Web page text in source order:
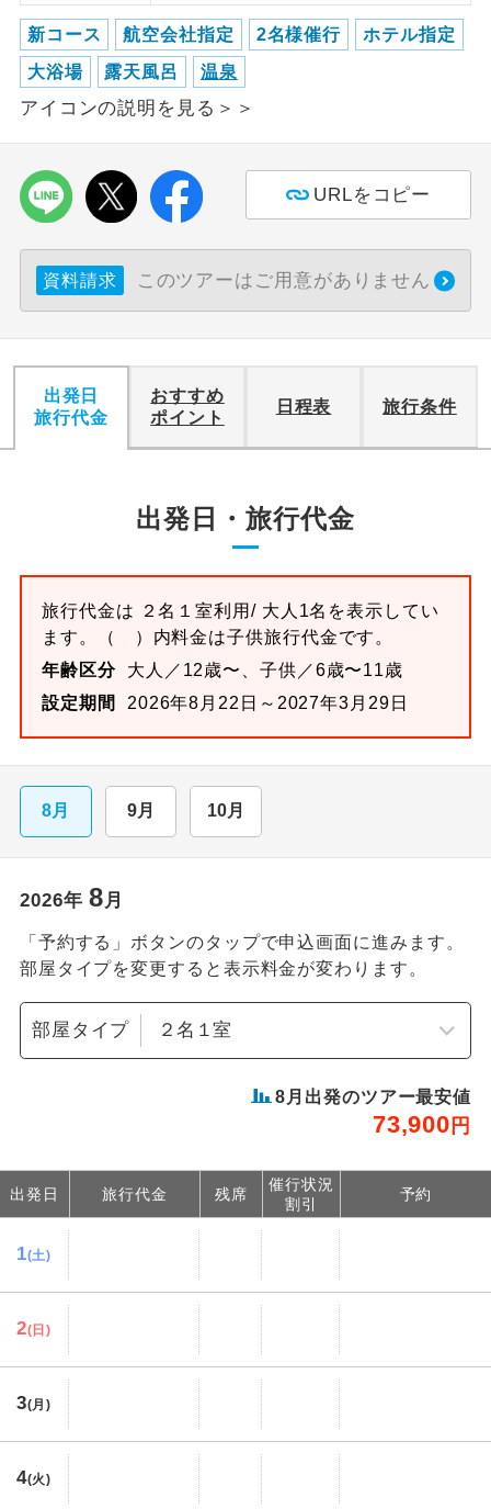
新コース 航空会社指定 2名様催行 ホテル指定
大浴場 露天風呂 温泉
アイコンの説明を見る＞＞
URLをコピー
資料請求 このツアーはご用意がありません
出発日
旅行代金
おすすめ
ポイント
日程表 旅行条件
出発日・旅行代金
旅行代金は ２名１室利用/ 大人1名を表示してい
ます。
（ ）内料金は子供旅行代金です。
年齢区分
大人／12歳〜、子供／6歳〜11歳
設定期間
2026年8月22日～2027年3月29日
8月 9月 10月
2026年 8月
「予約する」ボタンのタップで申込画面に進みます。
部屋タイプを変更すると表示料金が変わります。
部屋タイプ
8 月出発のツアー最安値
73,900 円
出発日 旅行代金 残席
催行状況
割引
予約
1(土)
2(日)
3(月)
4(火)
年齢制限あり
ご参加にあたり年齢に制限があるコース
です。
航空会社指定
利用航空会社が指定なので、ご出発の計
画にとても便利です。
す。
おひとり様バ
おひとり様でバス席を2席利⽤できま